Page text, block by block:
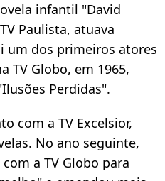
infantil "David
Paulista, atuava
um dos primeiros atores
TV Globo, em 1965,
Perdidas".
com a TV Excelsior,
No ano seguinte,
a TV Globo para